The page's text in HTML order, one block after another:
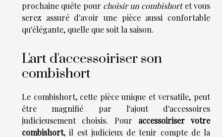
prochaine quête pour choisir un combishortet vous
serez assuré d'avoir une pièce aussi confortable
qu'élégante, quelle que soit la saison.
L'art d'accessoiriser son
combishort
Le combishort, cette pièce unique et versatile, peut
être magnifié par l'ajout d'accessoires
judicieusement choisis. Pour accessoiriser votre
combishort, il est judicieux de tenir compte de la